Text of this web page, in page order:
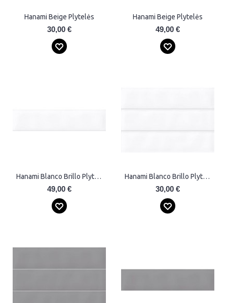
Hanami Beige Plytelės
30,00 €
Hanami Beige Plytelės
49,00 €
Hanami Blanco Brillo Plytelės
49,00 €
Hanami Blanco Brillo Plytelės
30,00 €